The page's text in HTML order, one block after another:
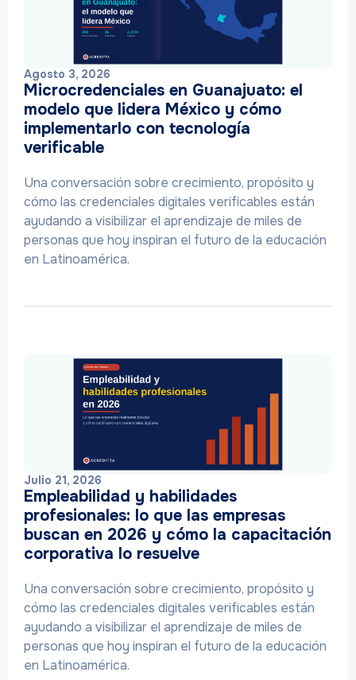
Agosto 3, 2026
Microcredenciales en Guanajuato: el
modelo que lidera México y cómo
implementarlo con tecnología
verificable
Una conversación sobre crecimiento, propósito y
cómo las credenciales digitales verificables están
ayudando a visibilizar el aprendizaje de miles de
personas que hoy inspiran el futuro de la educación
en Latinoamérica.
Julio 21, 2026
Empleabilidad y habilidades
profesionales: lo que las empresas
buscan en 2026 y cómo la capacitación
corporativa lo resuelve
Una conversación sobre crecimiento, propósito y
cómo las credenciales digitales verificables están
ayudando a visibilizar el aprendizaje de miles de
personas que hoy inspiran el futuro de la educación
en Latinoamérica.